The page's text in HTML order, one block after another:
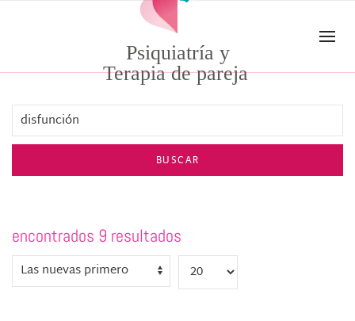
Skip to main contentPsiquiatría y
Terapia de pareja
BUSCAR
encontrados 9 resultados